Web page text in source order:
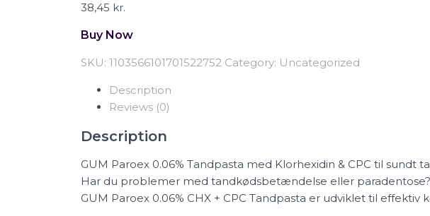
38,45 kr.
Buy Now
SKU:1103566101701522752 Category: Uncategorized
Description
Reviews (0)
Description
GUM Paroex 0.06% Tandpasta med Klorhexidin & CPC til sundt
Har du problemer med tandkødsbetændelse eller paradentose?
GUM Paroex 0.06% CHX + CPC Tandpasta er udviklet til